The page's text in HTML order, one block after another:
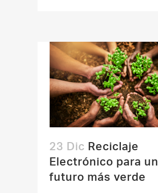
23 Dic Reciclaje
Electrónico para un
futuro más verde